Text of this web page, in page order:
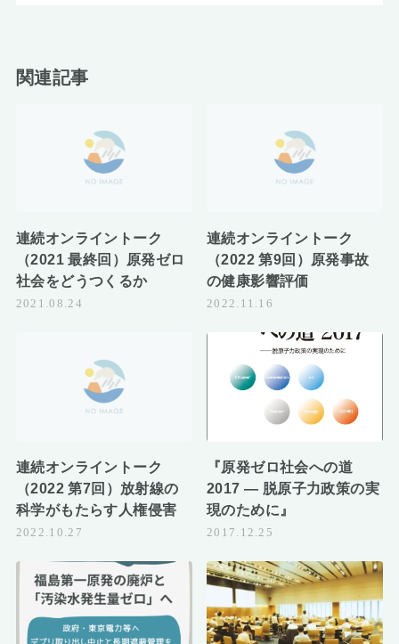
関連記事
連続オンライントーク
（2021 最終回）原発ゼロ
社会をどうつくるか
2021.08.24
連続オンライントーク
（2022 第9回）原発事故
の健康影響評価
2022.11.16
連続オンライントーク
（2022 第7回）放射線の
科学がもたらす人権侵害
2022.10.27
『原発ゼロ社会への道
2017 ― 脱原子力政策の実
現のために』
2017.12.25